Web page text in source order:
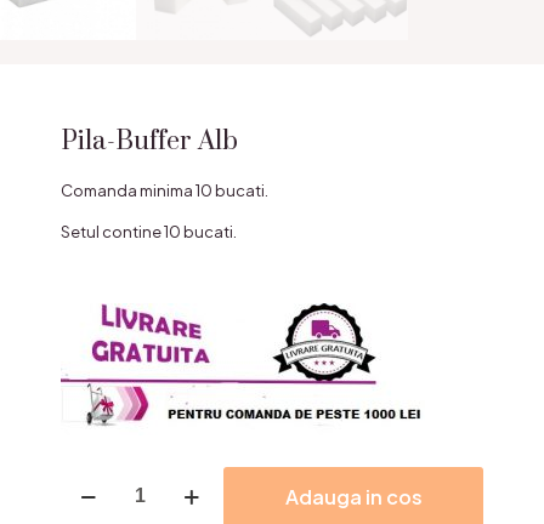
Pila-Buffer Alb
Comanda minima 10 bucati.
Setul contine 10 bucati.
Pila-
Adauga in cos